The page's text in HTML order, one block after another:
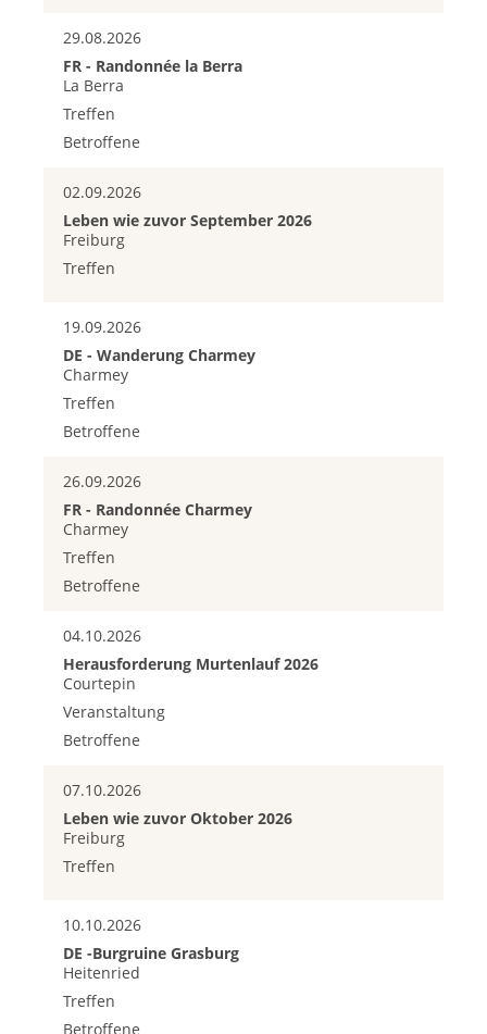
29.08.2026
FR - Randonnée la Berra
La Berra
Treffen
Betroffene
02.09.2026
Leben wie zuvor September 2026
Freiburg
Treffen
19.09.2026
DE - Wanderung Charmey
Charmey
Treffen
Betroffene
26.09.2026
FR - Randonnée Charmey
Charmey
Treffen
Betroffene
04.10.2026
Herausforderung Murtenlauf 2026
Courtepin
Veranstaltung
Betroffene
07.10.2026
Leben wie zuvor Oktober 2026
Freiburg
Treffen
10.10.2026
DE -Burgruine Grasburg
Heitenried
Treffen
Betroffene